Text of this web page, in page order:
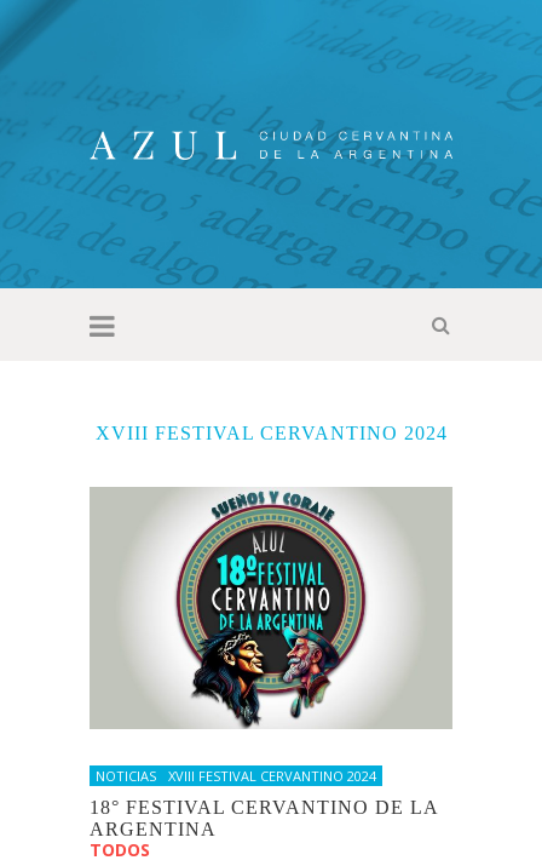
XVIII FESTIVAL CERVANTINO 2024
NOTICIAS XVIII FESTIVAL CERVANTINO 2024
18° FESTIVAL CERVANTINO DE LA
ARGENTINA
TODOS